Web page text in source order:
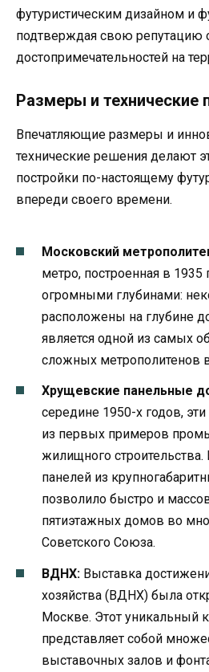
футуристическим дизайном и
подтверждая свою репутацию
достопримечательностей на
Размеры и технические
Впечатляющие размеры и
технические решения делают
постройки по-настоящему
впереди своего времени.
Московский
метро, построенная в 1935
огромными глубинами:
расположены на глубине
является одной из самых
сложных метрополитенов
Хрущевские панельные
середине 1950-х годов,
из первых примеров
жилищного
панелей из
позволило быстро и
пятиэтажных домов во
Советского Союза.
ВДНХ: Выставка
хозяйства (ВДНХ) была
Москве. Этот уникальный
представляет собой
выставочных залов и